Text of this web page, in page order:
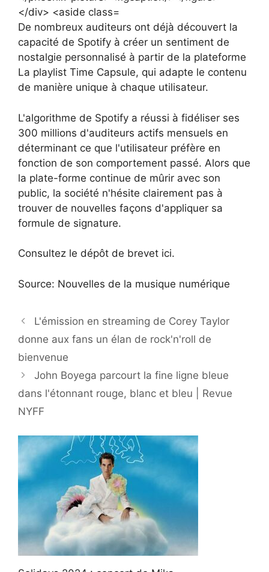
De nombreux auditeurs ont déjà découvert la
capacité de Spotify à créer un sentiment de
nostalgie personnalisé à partir de la plateforme
La playlist Time Capsule, qui adapte le contenu
de manière unique à chaque utilisateur.
L'algorithme de Spotify a réussi à fidéliser ses
300 millions d'auditeurs actifs mensuels en
déterminant ce que l'utilisateur préfère en
fonction de son comportement passé. Alors que
la plate-forme continue de mûrir avec son
public, la société n'hésite clairement pas à
trouver de nouvelles façons d'appliquer sa
formule de signature.
Consultez le dépôt de brevet ici.
Source: Nouvelles de la musique numérique
L'émission en streaming de Corey Taylor
donne aux fans un élan de rock'n'roll de
bienvenue
John Boyega parcourt la fine ligne bleue
dans l'étonnant rouge, blanc et bleu | Revue
NYFF